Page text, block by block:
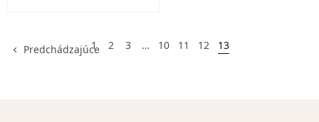
Predchádzajúce
1 2 3 … 10 11 12 13